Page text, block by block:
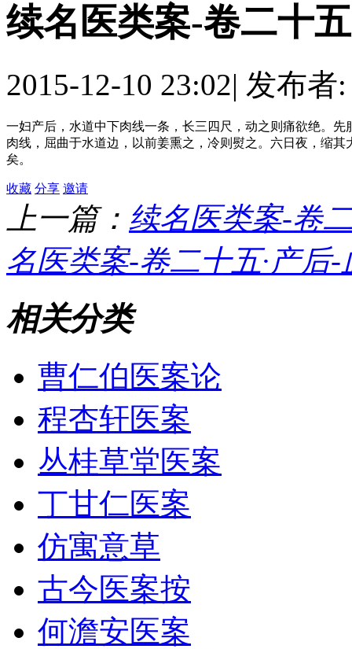
续名医类案-卷二十
2015-12-10 23:02| 发布者
一妇产后，水道中下肉线一条，长三四尺，动之则痛欲绝。
肉线，屈曲于水道边，以前姜熏之，冷则熨之。六日夜，缩
矣。
收藏 分享 邀请
上一篇： 续名医类案-卷
名医类案-卷二十五·产后-
相关分类
曹仁伯医案论
程杏轩医案
丛桂草堂医案
丁甘仁医案
仿寓意草
古今医案按
何澹安医案